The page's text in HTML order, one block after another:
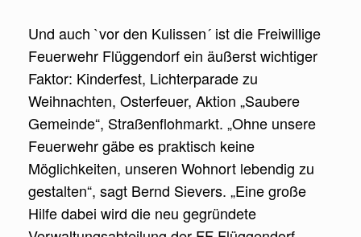
Und auch `vor den Kulissen´ ist die Freiwillige
Feuerwehr Flüggendorf ein äußerst wichtiger
Faktor: Kinderfest, Lichterparade zu
Weihnachten, Osterfeuer, Aktion „Saubere
Gemeinde“, Straßenflohmarkt. „Ohne unsere
Feuerwehr gäbe es praktisch keine
Möglichkeiten, unseren Wohnort lebendig zu
gestalten“, sagt Bernd Sievers. „Eine große
Hilfe dabei wird die neu gegründete